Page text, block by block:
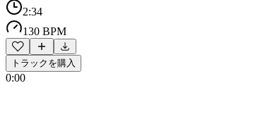
2:34
130 BPM
トラックを購入
0:00